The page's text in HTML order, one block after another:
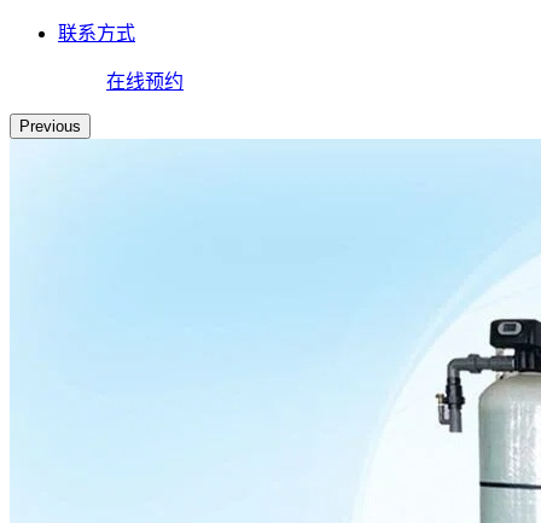
联系方式
在线预约
Previous